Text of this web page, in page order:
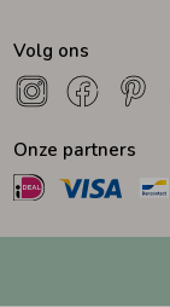
Winteraccessoires
Volg ons
Onze partners